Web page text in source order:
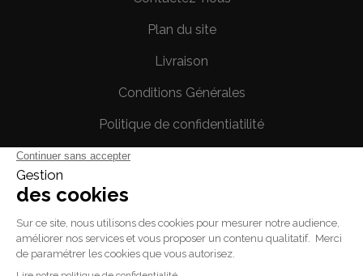
Plan du site
Livraison
Conditions Générales
Politique de confidentiatilité
Votre compte
Informations personnelles
Commandes